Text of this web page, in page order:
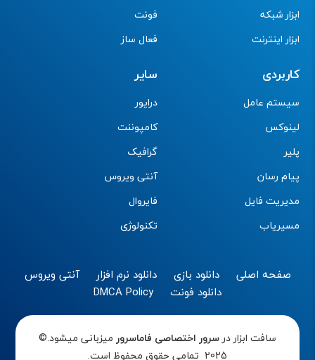
ابزار شبکه
ابزار اینترنت
فونت
فعال ساز
کاربردی
سیستم عامل
لینوکس
پلیر
پیام رسان
مدیریت فایل
مسیریاب
سایر
درایور
کامپوننت
گرافیک
آنتی ویروس
فایروال
تکنولوژی
صفحه اصلی دانلود بازی دانلود نرم افزار
آنتی ویروس
دانلود فونت
DMCA Policy
سافت ابزار درسرور اختصاصی فاماسرور میزبانی میشود.©
2025 تمامی حقوق محفوظ است.